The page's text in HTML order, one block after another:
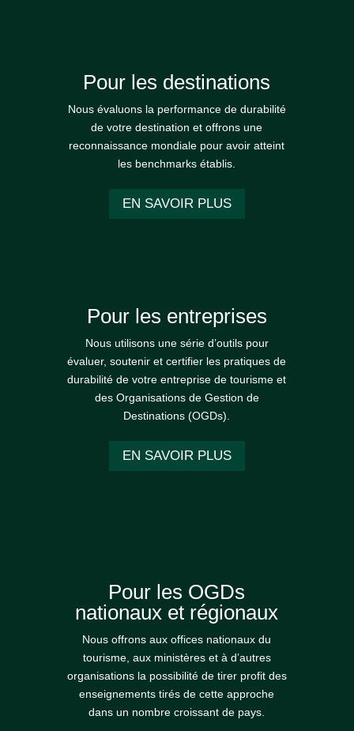
Pour les destinations
Nous évaluons la performance de durabilité
de votre destination et offrons une
reconnaissance mondiale pour avoir atteint
les benchmarks établis.
EN SAVOIR PLUS
Pour les entreprises
Nous utilisons une série d’outils pour
évaluer, soutenir et certifier les pratiques de
durabilité de votre entreprise de tourisme et
des Organisations de Gestion de
Destinations (OGDs).
EN SAVOIR PLUS
Pour les OGDs
nationaux et régionaux
Nous offrons aux offices nationaux du
tourisme, aux ministères et à d’autres
organisations la possibilité de tirer profit des
enseignements tirés de cette approche
dans un nombre croissant de pays.